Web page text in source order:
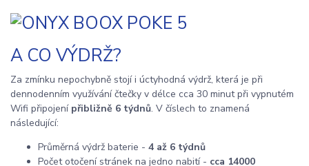
A CO VÝDRŽ?
Za zmínku nepochybně stojí i úctyhodná výdrž, která je při
dennodenním využívání čtečky v délce cca 30 minut při vypnutém
Wifi připojení přibližně 6 týdnů. V číslech to znamená
následující:
Průměrná výdrž baterie - 4 až 6 týdnů
Počet otočení stránek na jedno nabití - cca 14000